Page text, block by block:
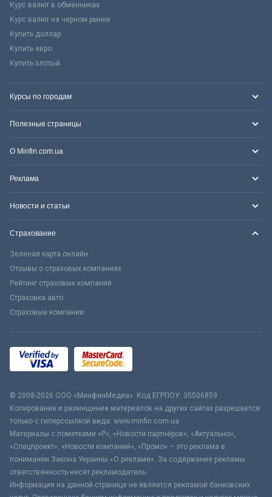
Курс валют в обменниках
Курс валют на черном рынке
Купить доллар
Купить евро
Купить злотый
Курсы по городам
Полезные страницы
О Minfin.com.ua
Реклама
Новости и статьи
Страхование
Зеленая карта онлайн
Отзывы о страховых компаниях
Рейтинг страховых компаний
Страховка авто
Страховые компании
© 2008-2026 ООО «МинфинМедиа». Код ЕГРПОУ: 35506859
Копирование и размещение материалов на других сайтах разрешается
только с гиперссылкой вида: www.minfin.com.ua
Материалы с пометками «Р», «Новости партнёров», «Актуально»,
«Спецпроект», «Новости компаний», «Промо» – это реклама в
понимании Закона Украины «О рекламе». За содержание рекламы
ответственность несёт рекламодатель.
Информация на данной странице не является рекламой банковских